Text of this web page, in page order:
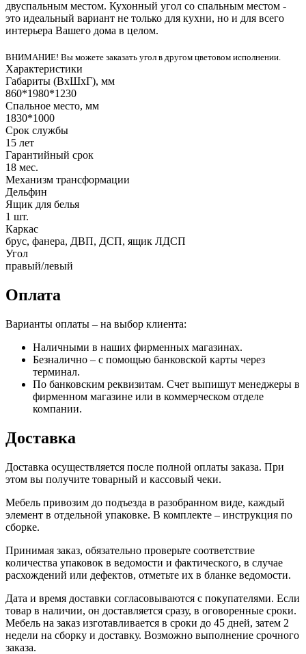
двуспальным местом. Кухонный угол со спальным местом -
это идеальный вариант не только для кухни, но и для всего
интерьера Вашего дома в целом.
ВНИМАНИЕ! Вы можете заказать угол в другом цветовом исполнении.
Характеристики
Габариты (ВхШхГ), мм
860*1980*1230
Спальное место, мм
1830*1000
Срок службы
15 лет
Гарантийный срок
18 мес.
Механизм трансформации
Дельфин
Ящик для белья
1 шт.
Каркас
брус, фанера, ДВП, ДСП, ящик ЛДСП
Угол
правый/левый
Оплата
Варианты оплаты – на выбор клиента:
Наличными в наших фирменных магазинах.
Безналично – с помощью банковской карты через
терминал.
По банковским реквизитам. Счет выпишут менеджеры в
фирменном магазине или в коммерческом отделе
компании.
Доставка
Доставка осуществляется после полной оплаты заказа. При
этом вы получите товарный и кассовый чеки.
Мебель привозим до подъезда в разобранном виде, каждый
элемент в отдельной упаковке. В комплекте – инструкция по
сборке.
Принимая заказ, обязательно проверьте соответствие
количества упаковок в ведомости и фактического, в случае
расхождений или дефектов, отметьте их в бланке ведомости.
Дата и время доставки согласовываются с покупателями. Если
товар в наличии, он доставляется сразу, в оговоренные сроки.
Мебель на заказ изготавливается в сроки до 45 дней, затем 2
недели на сборку и доставку. Возможно выполнение срочного
заказа.